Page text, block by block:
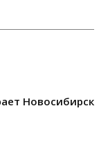
Новосибирск